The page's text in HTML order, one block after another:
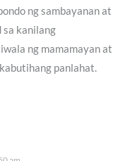
ng sambayanan at
kanilang
ng mamamayan at
panlahat.